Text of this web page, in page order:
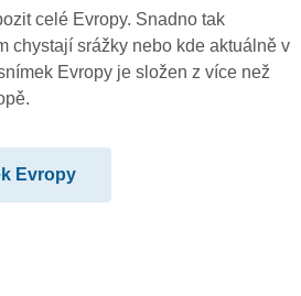
celé Evropy. Snadno tak
chystají srážky nebo kde aktuálně v
Evropy je složen z více než
Evropy